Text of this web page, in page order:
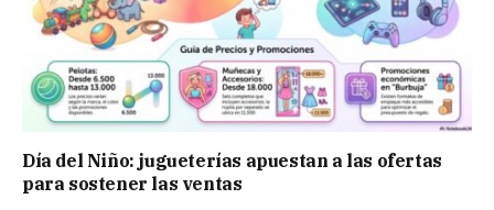
Día del Niño: jugueterías apuestan a las ofertas
para sostener las ventas